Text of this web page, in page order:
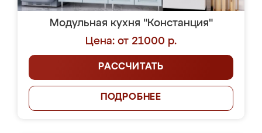
Модульная кухня "Констанция"
Цена: от 21000 р.
РАССЧИТАТЬ
ПОДРОБНЕЕ